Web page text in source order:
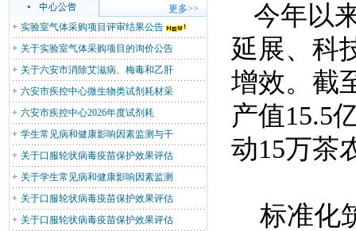
更多>>
实验室气体采购项目评审结果公告
关于实验室气体采购项目的询价公告
关于六安市消除艾滋病、梅毒和乙肝
六安市疾控中心微生物类试剂耗材采
六安市疾控中心2026年度试剂耗
学生常见病和健康影响因素监测与干
关于口服轮状病毒疫苗保护效果评估
关于学生常见病和健康影响因素监测
关于口服轮状病毒疫苗保护效果评估
关于口服轮状病毒疫苗保护效果评估
今年以
延展、科
增效。截
产值15.5
动15万茶
标准化